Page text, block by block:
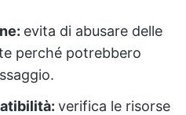
evita di abusare delle
perché potrebbero
verifica le risorse